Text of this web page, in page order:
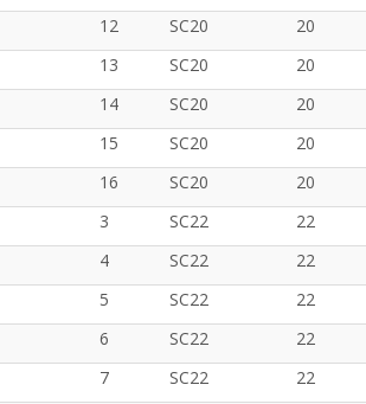
12 SC20 20
13 SC20 20
14 SC20 20
15 SC20 20
16 SC20 20
3 SC22 22
4 SC22 22
5 SC22 22
6 SC22 22
7 SC22 22